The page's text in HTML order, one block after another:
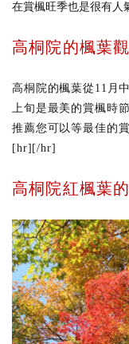
在賞楓旺季也是很有人
高桐院的楓葉
高桐院的楓葉從11月
上旬是最美的賞楓時
推薦您可以等最佳的
[hr][/hr]
高桐院紅楓葉